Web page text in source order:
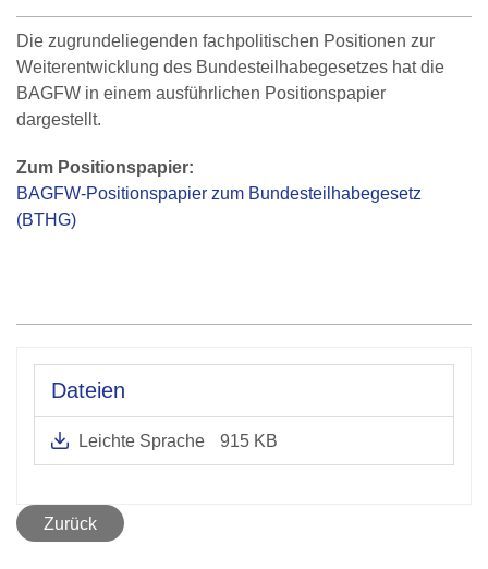
Die zugrundeliegenden fachpolitischen Positionen zur
Weiterentwicklung des Bundesteilhabegesetzes hat die
BAGFW in einem ausführlichen Positionspapier
dargestellt.
Zum Positionspapier:
BAGFW-Positionspapier zum Bundesteilhabegesetz
(BTHG)
Dateien
Leichte Sprache 915 KB
Zurück